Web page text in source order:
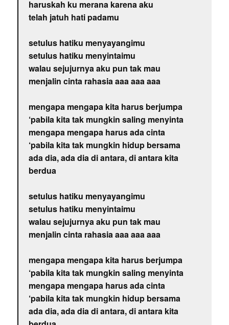
haruskah ku merana karena aku
telah jatuh hati padamu
setulus hatiku menyayangimu
setulus hatiku menyintaimu
walau sejujurnya aku pun tak mau
menjalin cinta rahasia aaa aaa aaa
mengapa mengapa kita harus berjumpa
‘pabila kita tak mungkin saling menyinta
mengapa mengapa harus ada cinta
‘pabila kita tak mungkin hidup bersama
ada dia, ada dia di antara, di antara kita
berdua
setulus hatiku menyayangimu
setulus hatiku menyintaimu
walau sejujurnya aku pun tak mau
menjalin cinta rahasia aaa aaa aaa
mengapa mengapa kita harus berjumpa
‘pabila kita tak mungkin saling menyinta
mengapa mengapa harus ada cinta
‘pabila kita tak mungkin hidup bersama
ada dia, ada dia di antara, di antara kita